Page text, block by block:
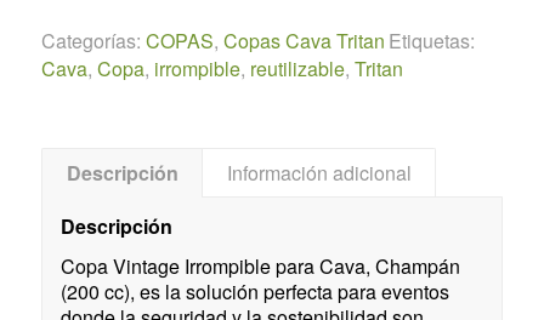
Categorías: COPAS, Copas Cava Tritan Etiquetas:
Cava, Copa, irrompible, reutilizable, Tritan
Descripción
Información adicional
Descripción
Copa Vintage Irrompible para Cava, Champán
(200 cc), es la solución perfecta para eventos